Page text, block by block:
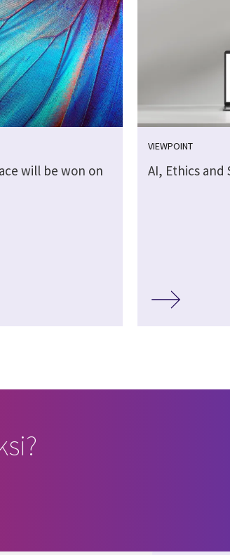
will be won on
VIEWPOINT
AI, Ethics and